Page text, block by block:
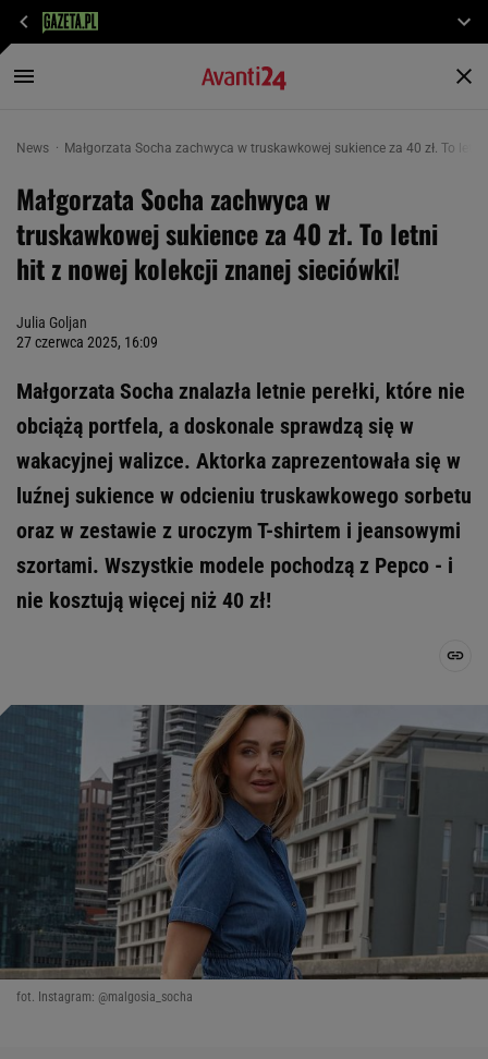
News Małgorzata Socha zachwyca w truskawkowej sukience za 40 zł. To
Małgorzata Socha zachwyca w
truskawkowej sukience za 40 zł. To letni
hit z nowej kolekcji znanej sieciówki!
Julia Goljan
27 czerwca 2025, 16:09
Małgorzata Socha znalazła letnie perełki, które nie
obciążą portfela, a doskonale sprawdzą się w
wakacyjnej walizce. Aktorka zaprezentowała się w
luźnej sukience w odcieniu truskawkowego sorbetu
oraz w zestawie z uroczym T-shirtem i jeansowymi
szortami. Wszystkie modele pochodzą z Pepco - i
nie kosztują więcej niż 40 zł!
fot. Instagram: @malgosia_socha